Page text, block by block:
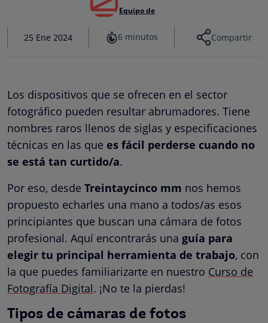
Equipo de
25 Ene 2024 6 minutos Compartir
Los dispositivos que se ofrecen en el sector
fotográfico pueden resultar abrumadores. Tiene
nombres raros llenos de siglas y especificaciones
técnicas en las que es fácil perderse cuando no
se está tan curtido/a.
Por eso, desde Treintaycinco mm nos hemos
propuesto echarles una mano a todos/as esos
principiantes que buscan una cámara de fotos
profesional. Aquí encontrarás una guía para
elegir tu principal herramienta de trabajo, con
la que puedes familiarizarte en nuestro Curso de
Fotografía Digital. ¡No te la pierdas!
Tipos de cámaras de fotos